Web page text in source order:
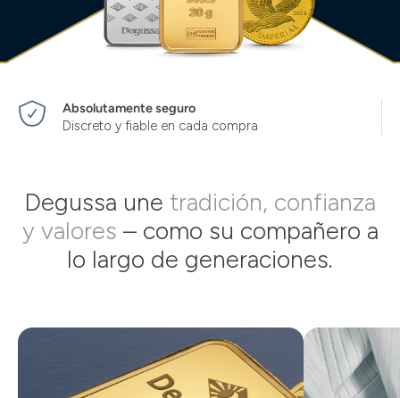
Absolutamente seguro
Discreto y fiable en cada compra
Degussa une tradición, confianza
y valores – como su compañero a
lo largo de generaciones.